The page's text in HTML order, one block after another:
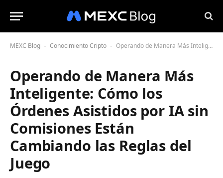
MEXC Blog - Conocimiento Cripto - Operando de Manera Más Inteligente: Cómo los Órdenes Asistidos por IA sin Comisiones Están Cambiando las Reglas del Juego
Operando de Manera Más
Inteligente: Cómo los
Órdenes Asistidos por IA sin
Comisiones Están
Cambiando las Reglas del
Juego